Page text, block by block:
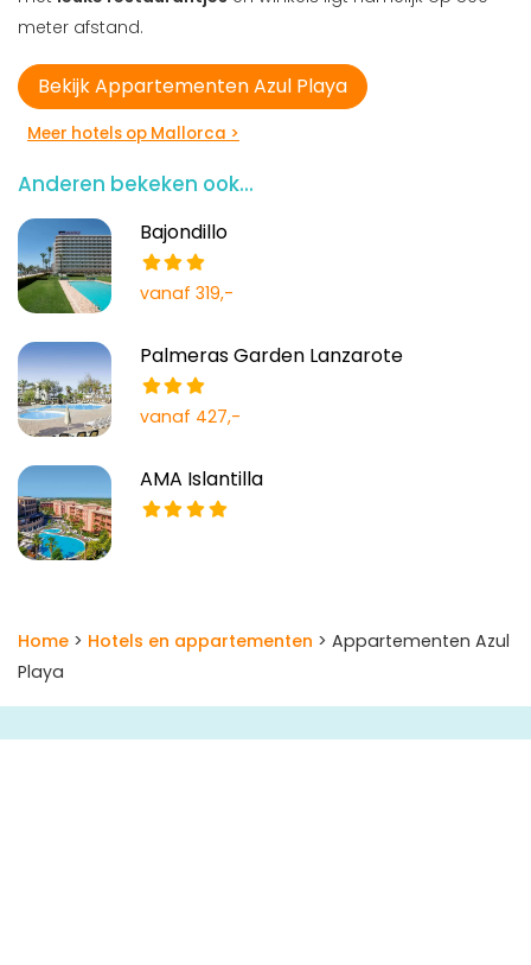
meter afstand.
Bekijk Appartementen Azul Playa
Meer hotels op Mallorca >
Anderen bekeken ook...
Bajondillo
vanaf 319,-
Palmeras Garden Lanzarote
vanaf 427,-
AMA Islantilla
Home > Hotels en appartementen > Appartementen Azul
Playa